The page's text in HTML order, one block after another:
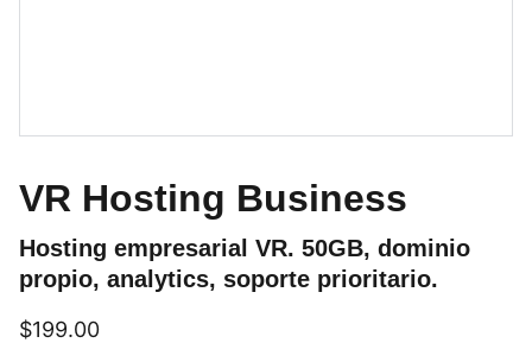
VR Hosting Business
Hosting empresarial VR. 50GB, dominio
propio, analytics, soporte prioritario.
$199.00